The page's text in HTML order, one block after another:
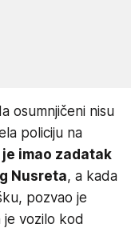
osumnjičeni nisu
policiju na
je imao zadatak
Nusreta, a kada
pozvao je
vozilo kod